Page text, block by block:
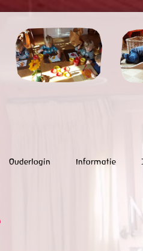
Ouderlogin Informatie